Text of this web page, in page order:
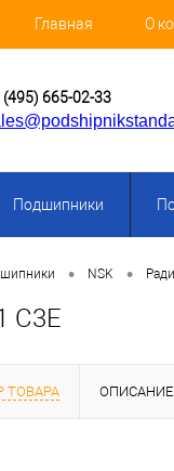
Главная О
(495) 665-02-33
Подшипники
• NSK •
C3E
ТОВАРА ОПИСАНИЕ